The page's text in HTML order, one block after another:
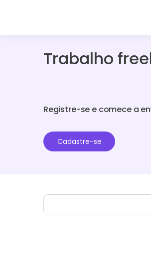
Trabalho
Registre-se e comece a
Cadastre-se